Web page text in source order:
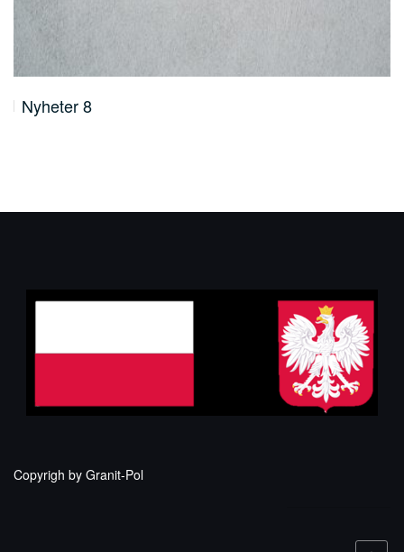
Nyheter 8
Copyrigh by Granit-Pol